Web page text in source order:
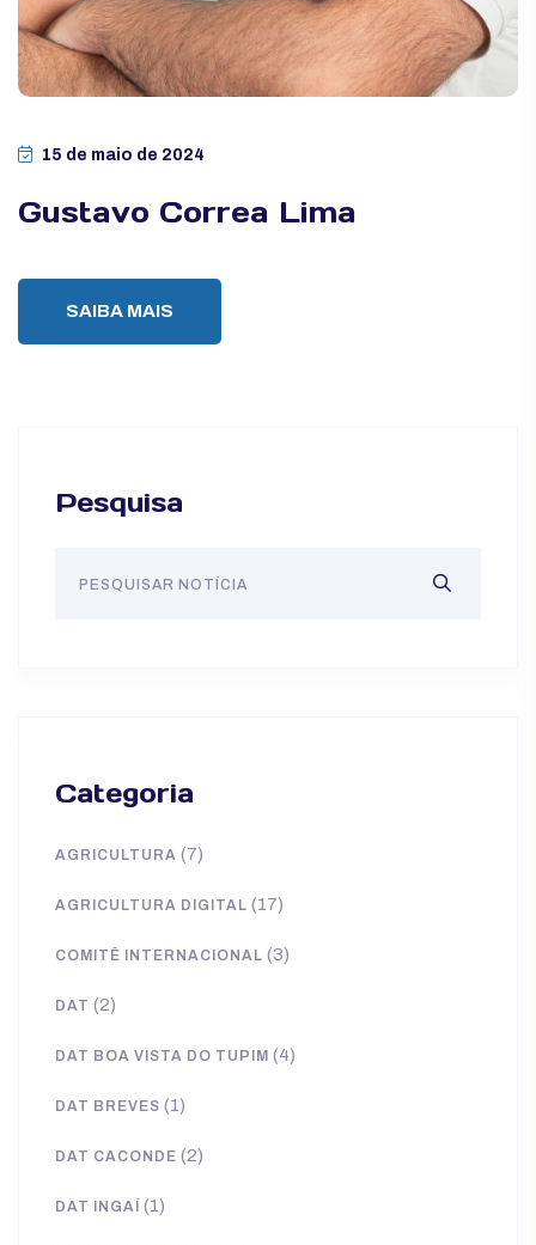
15 de maio de 2024
Gustavo Correa Lima
SAIBA MAIS
Pesquisa
Categoria
AGRICULTURA (7)
AGRICULTURA DIGITAL (17)
COMITÊ INTERNACIONAL (3)
DAT (2)
DAT BOA VISTA DO TUPIM (4)
DAT BREVES (1)
DAT CACONDE (2)
DAT INGAÍ (1)